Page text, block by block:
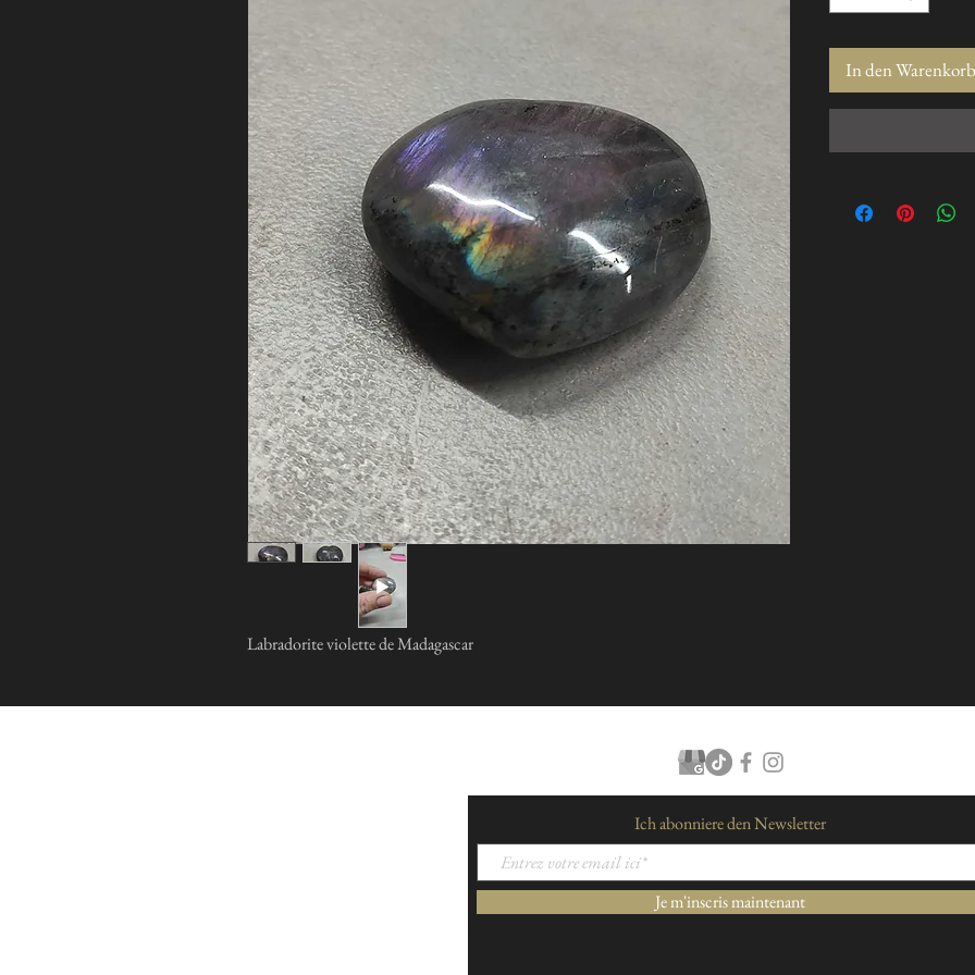
Labradorite violette de Madagascar
In den Warenkorb
Ich abonniere den Newsletter
Je m'inscris maintenant